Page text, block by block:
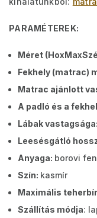
PARAMÉTEREK:
Méret
Fekhely (matrac)
Matrac ajánlott
A padló és a
Lábak vastagsága:
Leesésgátló
Anyaga: borovi
Szín: kasmír
Maximális
Szállítás módja: